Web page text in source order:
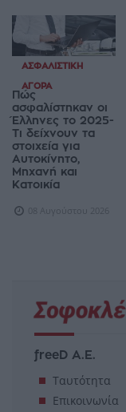
ΑΣΦΑΛΙΣΤΙΚΉ
ΑΓΟΡΆ
Πώς
ασφαλίστηκαν οι
Έλληνες το 2025-
Τι δείχνουν τα
στοιχεία για
Αυτοκίνητο,
Μηχανή και
Κατοικία
08 Αυγούστου 2026